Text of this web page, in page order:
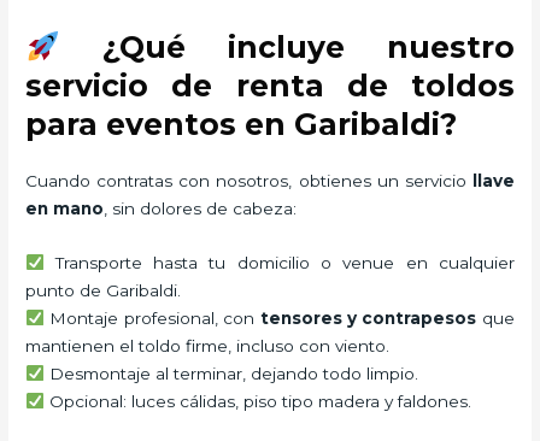
¿Qué incluye nuestro
servicio de renta de toldos
para eventos en Garibaldi?
Cuando contratas con nosotros, obtienes un servicio
llave
en mano , sin dolores de cabeza:
Transporte hasta tu domicilio o venue en cualquier
punto de Garibaldi.
Montaje profesional, con tensores y contrapesos que
mantienen el toldo firme, incluso con viento.
Desmontaje al terminar, dejando todo limpio.
Opcional: luces cálidas, piso tipo madera y faldones.